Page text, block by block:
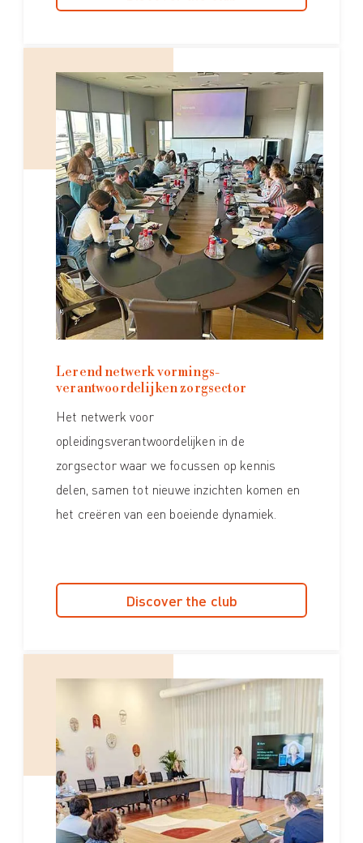
Lerend netwerk vormings­
verantwoordelijken zorgsector
Het netwerk voor
opleidingsverantwoordelijken in de
zorgsector waar we focussen op kennis
delen, samen tot nieuwe inzichten komen en
het creëren van een boeiende dynamiek.
Discover the club